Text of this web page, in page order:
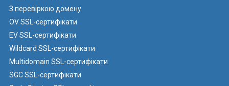
З перевіркою домену
OV SSL-сертифікати
EV SSL-сертифікати
Wildcard SSL-сертифікати
Multidomain SSL-сертифікати
SGC SSL-сертифікати